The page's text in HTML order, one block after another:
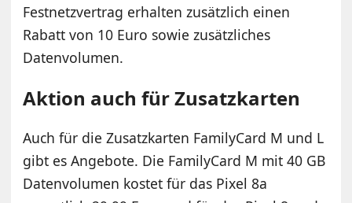
Festnetzvertrag erhalten zusätzlich einen
Rabatt von 10 Euro sowie zusätzliches
Datenvolumen.
Aktion auch für Zusatzkarten
Auch für die Zusatzkarten FamilyCard M und L
gibt es Angebote. Die FamilyCard M mit 40 GB
Datenvolumen kostet für das Pixel 8a